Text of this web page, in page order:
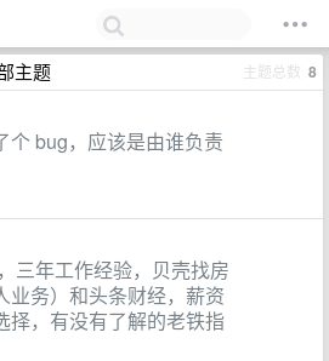
主题 主题总数 8
个 bug，应该是由谁负责
三年工作经验，贝壳找房
业务）和头条财经，薪资
择，有没有了解的老铁指